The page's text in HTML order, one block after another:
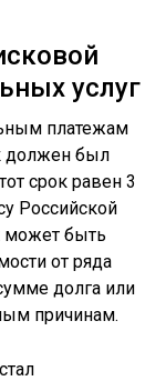
услуг
платежам
должен был
срок равен 3
Российской
может быть
от ряда
долга или
причинам.